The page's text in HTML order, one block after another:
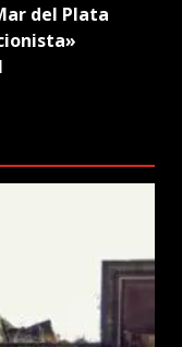
del Plata